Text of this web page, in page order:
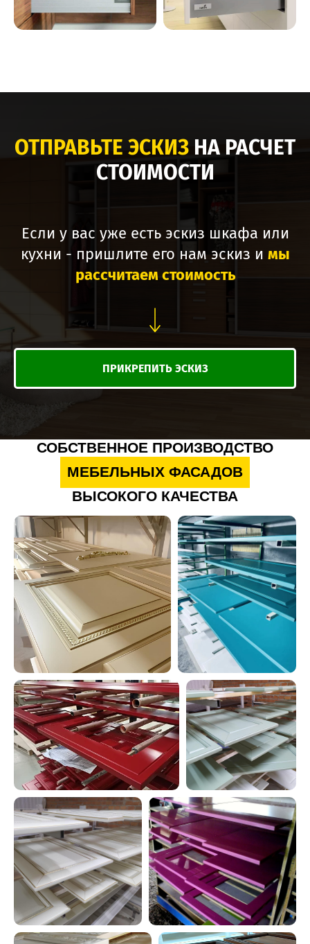
ОТПРАВЬТЕ ЭСКИЗ НА РАСЧЕТ
СТОИМОСТИ
Если у вас уже есть эскиз шкафа или
кухни - пришлите его нам эскиз и мы
рассчитаем стоимость
ПРИКРЕПИТЬ ЭСКИЗ
СОБСТВЕННОЕ ПРОИЗВОДСТВО
МЕБЕЛЬНЫХ ФАСАДОВ
ВЫСОКОГО КАЧЕСТВА